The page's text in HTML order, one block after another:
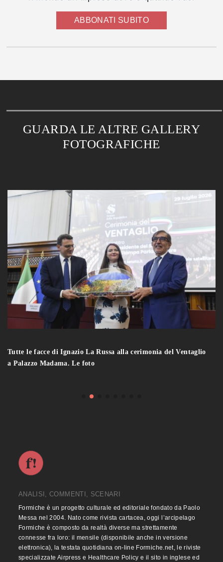
ABBONATI SUBITO
GUARDA LE ALTRE GALLERY
FOTOGRAFICHE
Tutte le facce di Ignazio La Russa alla cerimonia del Ventaglio
a Palazzo Madama. Le foto
ANALISI, COMMENTI, SCENARI
Formiche è un progetto culturale ed editoriale fondato da Paolo
Messa nel 2004. Nato come rivista cartacea, oggi l’arcipelago
Formiche è composto da realtà diverse ma strettamente
connesse fra loro: il mensile (disponibile anche in versione
elettronica), la testata quotidiana on-line Formiche.net, le riviste
specializzate Airpress e Healthcare Policy e il sito in inglese ed